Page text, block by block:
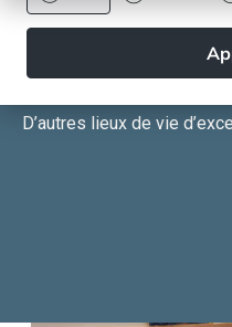
BIENS
D’autres lieux de vie